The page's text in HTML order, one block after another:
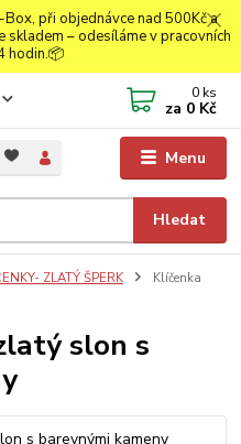
při objednávce nad 500Kč a
skladem – odesíláme v pracovních
hodin.📦
Menu
Hledat
0 ks
za 0 Kč
ZLATÝ ŠPERK
Klíčenka
slon s